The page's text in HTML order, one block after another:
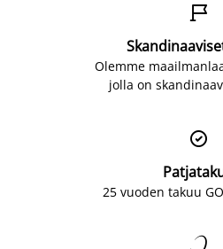

Olemme
jolla on

25 vuoden takuu